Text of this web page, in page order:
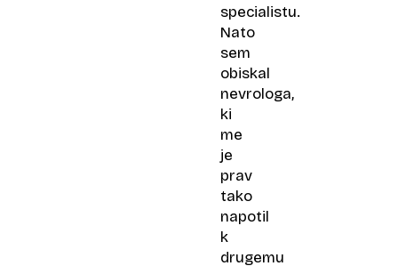
specialistu.
Nato
sem
obiskal
nevrologa,
ki
me
je
prav
tako
napotil
k
drugemu